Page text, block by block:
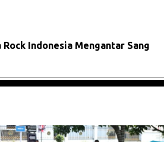
Indonesia Mengantar Sang